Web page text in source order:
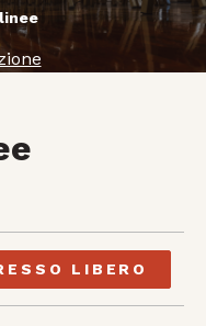
LIBERO